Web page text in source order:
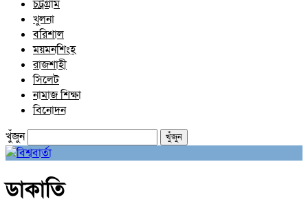
চট্রগ্রাম
খুলনা
বরিশাল
ময়মনশিংহ
রাজশাহী
সিলেট
নামাজ শিক্ষা
বিনোদন
খুঁজুন
ডাকাতি